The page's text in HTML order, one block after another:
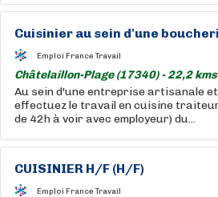
Cuisinier au sein d'une
Emploi France Travail
Châtelaillon-Plage (17340) - 22,2
Au sein d'une entreprise artisanale
effectuez le travail en cuisine
de 42h à voir avec employeur) du...
CUISINIER H/F (H/F)
Emploi France Travail